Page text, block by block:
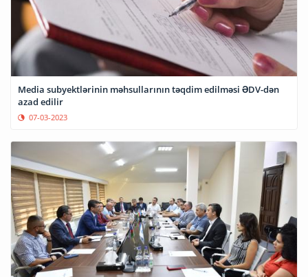
Media subyektlərinin məhsullarının təqdim edilməsi ƏDV-dən
azad edilir
07-03-2023